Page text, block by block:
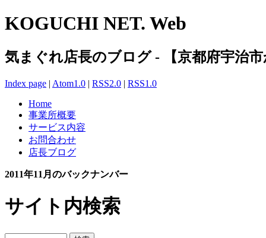
KOGUCHI NET. Web
気まぐれ店長のブログ - 【京都府宇治
Index page | Atom1.0 | RSS2.0 | RSS1.0
Home
事業所概要
サービス内容
お問合わせ
店長ブログ
2011年11月のバックナンバー
サイト内検索